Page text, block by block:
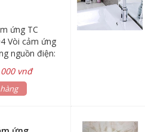
ứng TC
Vòi cảm ứng
nguồn điện:
dụng nguồn
AA Khoảng
Chất liệu:
vnđ